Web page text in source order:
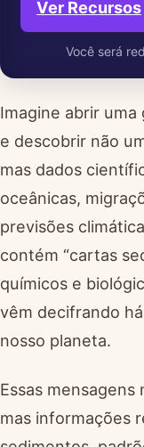
Ver Recursos
Você será
Imagine abrir
e descobrir não
mas dados
oceânicas,
previsões
contém “cartas
químicos e
vêm decifrando
nosso planeta.
Essas
mas informações